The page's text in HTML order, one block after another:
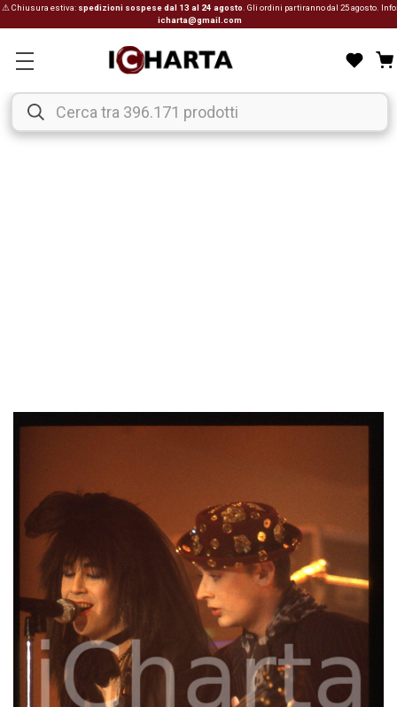
⚠ Chiusura estiva: spedizioni sospese dal 13 al 24 agosto . Gli ordini partiranno dal 25 agosto. Info:
icharta@gmail.com